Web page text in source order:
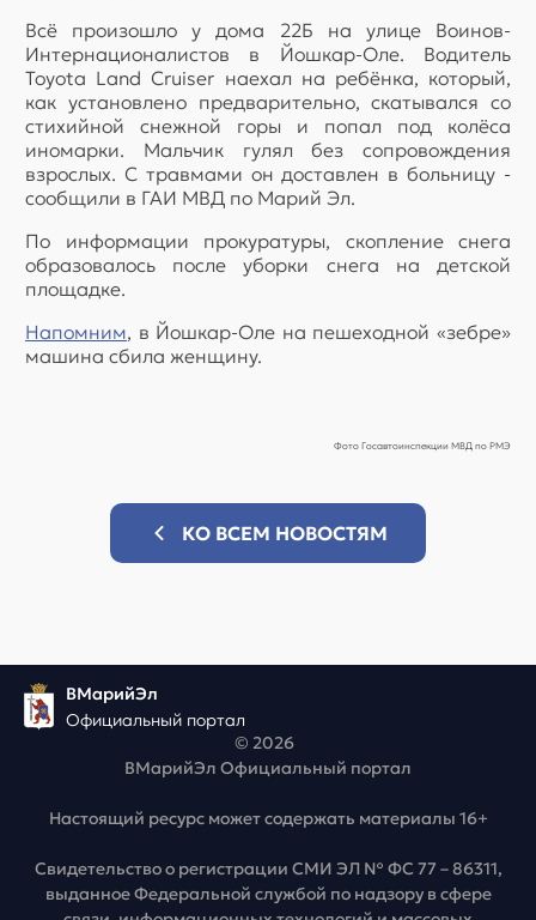
Всё произошло у дома 22Б на улице Воинов-
Интернационалистов в Йошкар-Оле. Водитель
Toyota Land Cruiser наехал на ребёнка, который,
как установлено предварительно, скатывался со
стихийной снежной горы и попал под колёса
иномарки. Мальчик гулял без сопровождения
взрослых. С травмами он доставлен в больницу -
сообщили в ГАИ МВД по Марий Эл.
По информации прокуратуры, скопление снега
образовалось после уборки снега на детской
площадке.
Напомним, в Йошкар-Оле на пешеходной «зебре»
машина сбила женщину.
Фото Госавтоинспекции МВД по РМЭ
КО ВСЕМ НОВОСТЯМ
ВМарийЭл
Официальный портал
© 2026
ВМарийЭл Официальный портал
Настоящий ресурс может содержать материалы 16+
Свидетельство о регистрации СМИ ЭЛ № ФС 77 – 86311,
выданное Федеральной службой по надзору в сфере